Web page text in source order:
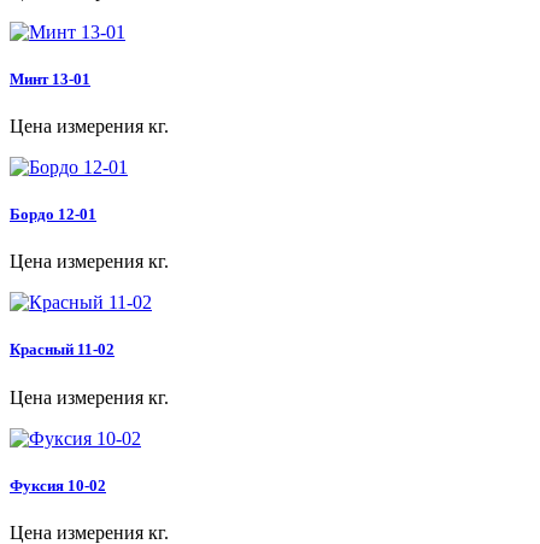
Минт 13-01
Цена измерения кг.
Бордо 12-01
Цена измерения кг.
Красный 11-02
Цена измерения кг.
Фуксия 10-02
Цена измерения кг.